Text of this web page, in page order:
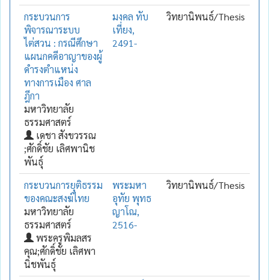
กระบวนการ
พิจารณาระบบ
ไต่สวน : กรณีศึกษา
แผนกคดีอาญาของผู้
ดำรงตำแหน่ง
ทางการเมือง ศาล
ฎีกา
มหาวิทยาลัย
ธรรมศาสตร์
เดชา สังขวรรณ
;ศักดิ์ชัย เลิศพานิช
พันธุ์
มงคล ทับ
เที่ยง,
2491-
วิทยานิพนธ์/Thesis
กระบวนการยุติธรรม
ของคณะสงฆ์ไทย
มหาวิทยาลัย
ธรรมศาสตร์
พระครูพิมลสร
คุณ;ศักดิ์ชัย เลิศพา
นิชพันธุ์
พระมหา
อุทัย พุทธ
ญาโณ,
2516-
วิทยานิพนธ์/Thesis